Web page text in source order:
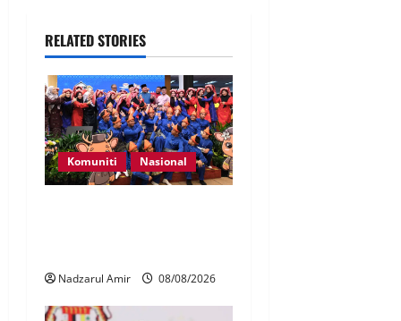
RELATED STORIES
Komuniti Nasional
Nadzarul Amir 08/08/2026